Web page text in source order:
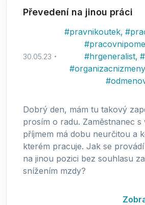
Převedení na jinou práci
30.05.23
#pravnikoutek, #
#
#hrgeneralist, #
#organizacnizmeny
#
Dobrý den, mám tu takový
prosím o radu. Zaměstnanec s
příjmem má dobu neurčitou a
kterém pracuje. Jak se
na jinou pozici bez souhlasu
snížením mzdy?